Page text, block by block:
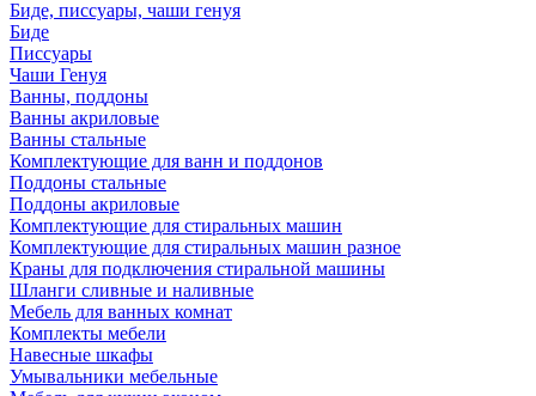
Биде, писсуары, чаши генуя
Биде
Писсуары
Чаши Генуя
Ванны, поддоны
Ванны акриловые
Ванны стальные
Комплектующие для ванн и поддонов
Поддоны стальные
Поддоны акриловые
Комплектующие для стиральных машин
Комплектующие для стиральных машин разное
Краны для подключения стиральной машины
Шланги сливные и наливные
Мебель для ванных комнат
Комплекты мебели
Навесные шкафы
Умывальники мебельные